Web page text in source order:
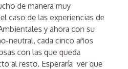
de manera muy
caso de las experiencias de
y ahora con su
neutral, cada cinco años
con las que queda
al resto. Esperaría ver que